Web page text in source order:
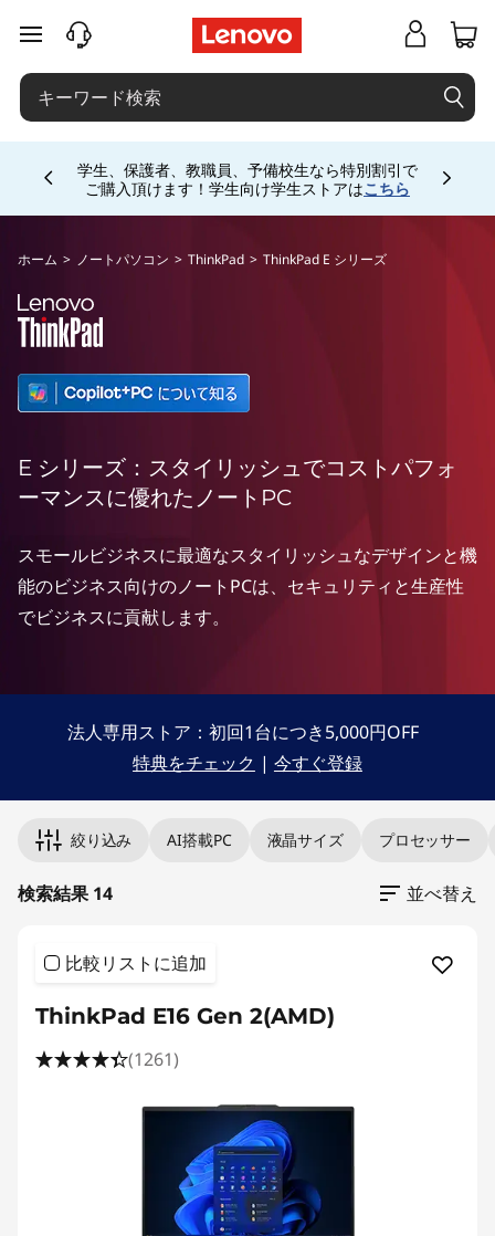
シ
リ
ズ
メインコンテンツにスキップする
お電話購入相談窓口 ☎ 法人:0120-148-333 法人
専用ストア会員登録 (無料) 詳細はこちら
専用会
場はこちら
ホーム > ノートパソコン > ThinkPad > ThinkPad E シリーズ
E シリーズ：スタイリッシュでコストパフォ
ーマンスに優れたノートPC
スモールビジネスに最適なスタイリッシュなデザインと機
能のビジネス向けのノートPCは、セキュリティと生産性
でビジネスに貢献します。
法人専用ストア：初回1台につき5,000円OFF​
特典をチェック | 今すぐ登録
絞り込み AI搭載PC 液晶サイズ プロセッサー
検索結果 14 並べ替え
比較リストに追加
ThinkPad E16 Gen 2(AMD)
(1261)